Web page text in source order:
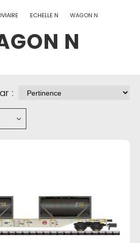
ECHELLE N WAGON N
N
: